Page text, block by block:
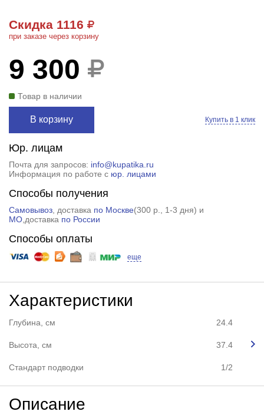
Скидка 1116
при заказе через корзину
9 300
Товар в наличии
В корзину Купить в 1 клик
Юр. лицам
Почта для запросов: info@kupatika.ru
Информация по работе с юр. лицами
Способы получения
Самовывоз, доставка по Москве(300 р.
, 1-3 дня) и
МО,доставка по России
Способы оплаты
еще
Характеристики
Глубина, см 24.4
Высота, см 37.4
Стандарт подводки 1/2
Описание